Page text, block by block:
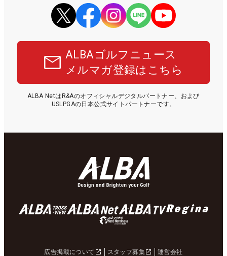
ALBAゴルフニュース
メルマガ登録はこちら
ALBA NetはR&Aのオフィシャルデジタルパートナー、および
USLPGAの日本公式サイトパートナーです。
広告掲載について スタッフ募集
運営会社